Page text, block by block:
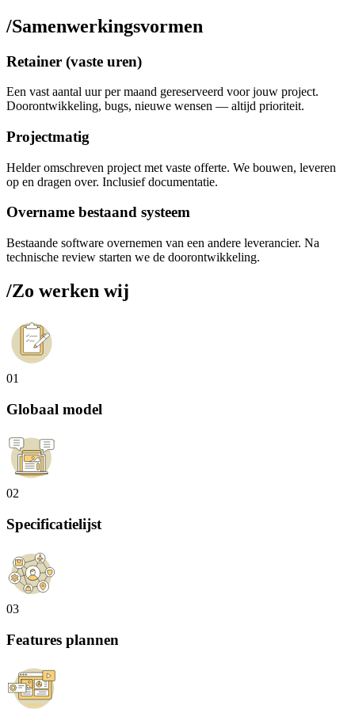
/Samenwerkingsvormen
Retainer (vaste uren)
Een vast aantal uur per maand gereserveerd voor jouw project.
Doorontwikkeling, bugs, nieuwe wensen — altijd prioriteit.
Projectmatig
Helder omschreven project met vaste offerte. We bouwen, leveren
op en dragen over. Inclusief documentatie.
Overname bestaand systeem
Bestaande software overnemen van een andere leverancier. Na
technische review starten we de doorontwikkeling.
/Zo werken wij
01
Globaal model
02
Specificatielijst
03
Features plannen